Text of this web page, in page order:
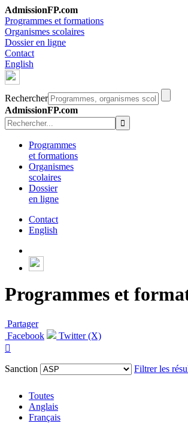
AdmissionFP.com
Programmes et formations
Organismes scolaires
Dossier en ligne
Contact
English
Rechercher
AdmissionFP.com
Programmes
et formations
Organismes
scolaires
Dossier
en ligne
Contact
English
Programmes et
Partager
Facebook
Twitter (X)

Sanction
Filtrer les
Toutes
Anglais
Français